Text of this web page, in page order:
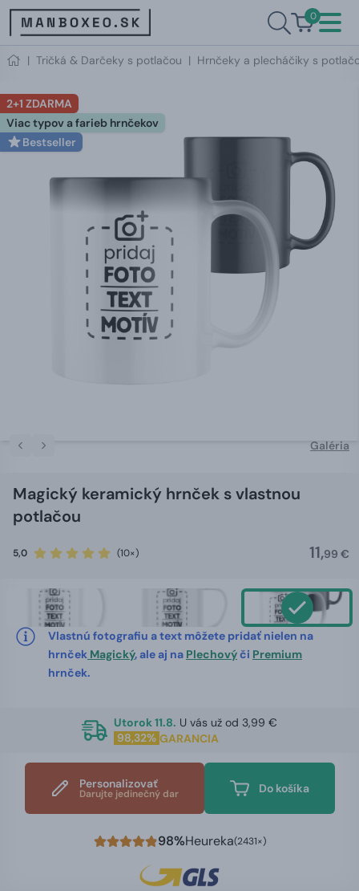
0
| Tričká & Darčeky s potlačou | Hrnčeky a plecháčiky s
2+1 ZDARMA
Viac typov a farieb hrnčekov
Bestseller
Galéria
Magický keramický hrnček s vlastnou
potlačou
5,0 (10×) 11,99 €
Vlastnú fotografiu a text môžete pridať nielen na
hrnček Magický, ale aj na Plechovýči Premium
hrnček.
Utorok 11.8. U vás už od 3,99 €
98,32% GARANCIA
Personalizovať
Darujte jedinečný dar Do košíka
98%Heureka(2431×)